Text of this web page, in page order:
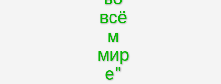
всё
м
мир
е"